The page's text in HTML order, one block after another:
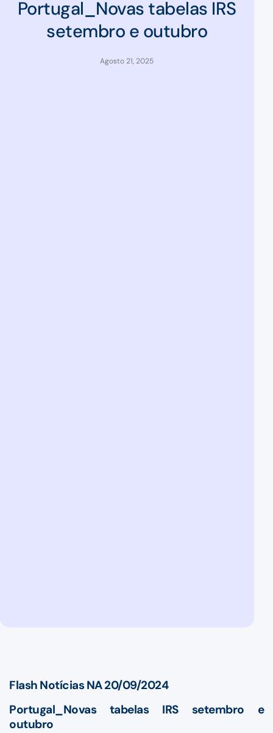
Portugal_Novas tabelas IRS
setembro e outubro
Agosto 21, 2025
Flash Notícias NA 20/09/2024
Portugal_Novas tabelas IRS setembro e
outubro